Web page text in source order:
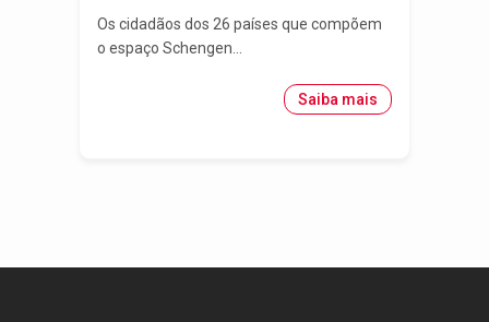
Os cidadãos dos 26 países que compõem
o espaço Schengen...
Saiba mais